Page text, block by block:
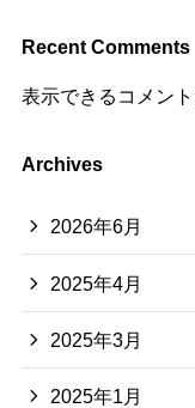
Recent Comments
表示できるコメント
Archives
2026年6月
2025年4月
2025年3月
2025年1月